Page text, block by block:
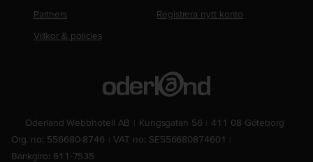
Partners
Villkor & policies
Registrera nytt konto
Oderland Webbhotell AB Kungsgatan 56
411 08 Göteborg
Org. no: 556680-8746
VAT no: SE556680874601
Bankgiro: 611-7535